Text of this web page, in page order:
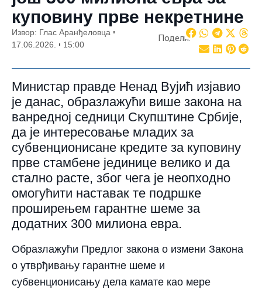
куповину прве некретнине
Извор: Глас Аранђеловца
17.06.2026.
15:00
Подели:
Министар правде Ненад Вујић изјавио
је данас, образлажући више закона на
ванредној седници Скупштине Србије,
да је интересовање младих за
субвенционисане кредите за куповину
прве стамбене јединице велико и да
стално расте, због чега је неопходно
омогућити наставак те подршке
проширењем гарантне шеме за
додатних 300 милиона евра.
Образлажући Предлог закона о измени Закона
о утврђивању гарантне шеме и
субвенционисању дела камате као мере